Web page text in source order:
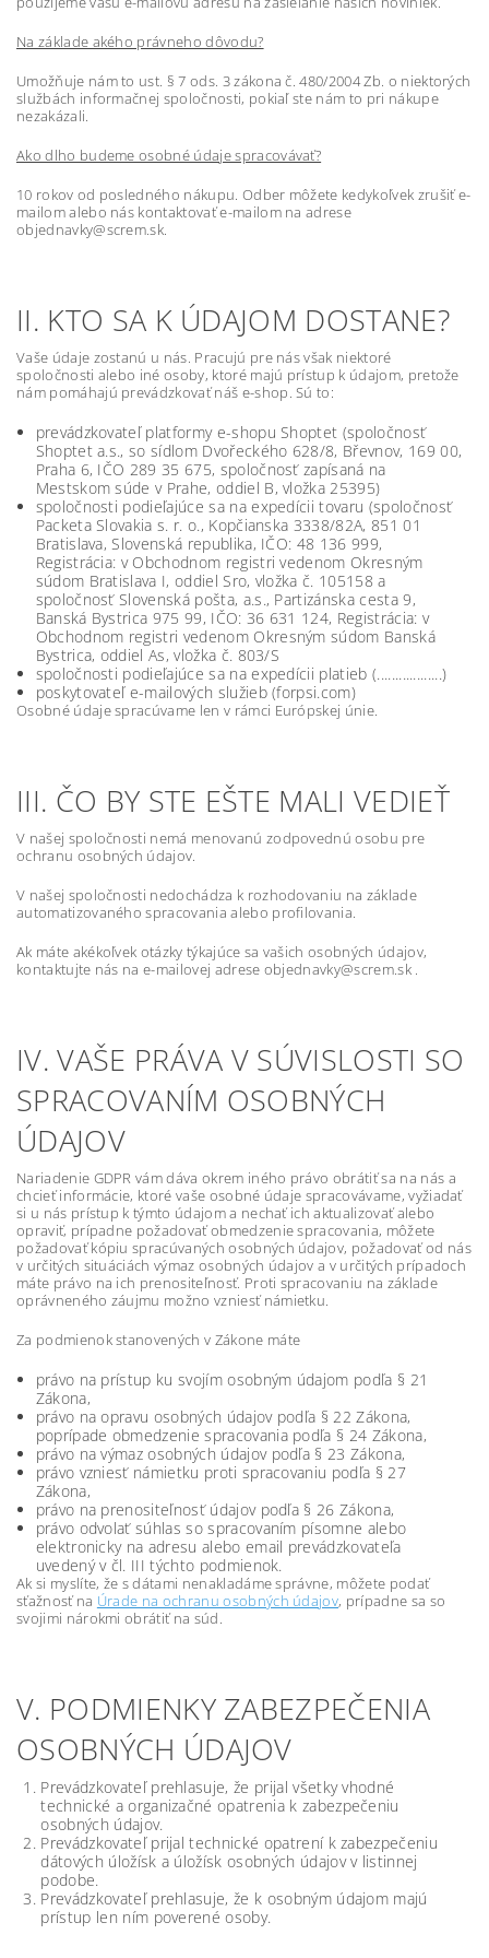
Na základe akého právneho dôvodu?
Umožňuje nám to ust. § 7 ods. 3 zákona č. 480/2004 Zb. o niektorých
službách informačnej spoločnosti, pokiaľ ste nám to pri nákupe
nezakázali.
Ako dlho budeme osobné údaje spracovávať?
10 rokov od posledného nákupu. Odber môžete kedykoľvek zrušiť e-
mailom alebo nás kontaktovať e-mailom na adrese
objednavky@screm.sk.
II. KTO SA K ÚDAJOM DOSTANE?
Vaše údaje zostanú u nás. Pracujú pre nás však niektoré
spoločnosti alebo iné osoby, ktoré majú prístup k údajom, pretože
nám pomáhajú prevádzkovať náš e-shop. Sú to:
prevádzkovateľ platformy e-shopu Shoptet (spoločnosť
Shoptet a.s., so sídlom Dvořeckého 628/8, Břevnov, 169 00,
Praha 6, IČO 289 35 675, spoločnosť zapísaná na
Mestskom súde v Prahe, oddiel B, vložka 25395)
spoločnosti podieľajúce sa na expedícii tovaru (spoločnosť
Packeta Slovakia s. r. o., Kopčianska 3338/82A, 851 01
Bratislava, Slovenská republika, IČO: 48 136 999,
Registrácia: v Obchodnom registri vedenom Okresným
súdom Bratislava I, oddiel Sro, vložka č. 105158 a
spoločnosť Slovenská pošta, a.s., Partizánska cesta 9,
Banská Bystrica 975 99, IČO: 36 631 124, Registrácia: v
Obchodnom registri vedenom Okresným súdom Banská
Bystrica, oddiel As, vložka č. 803/S
spoločnosti podieľajúce sa na expedícii platieb (..................)
poskytovateľ e-mailových služieb (forpsi.com)
Osobné údaje spracúvame len v rámci Európskej únie.
III. ČO BY STE EŠTE MALI VEDIEŤ
V našej spoločnosti nemá menovanú zodpovednú osobu pre
ochranu osobných údajov.
V našej spoločnosti nedochádza k rozhodovaniu na základe
automatizovaného spracovania alebo profilovania.
Ak máte akékoľvek otázky týkajúce sa vašich osobných údajov,
kontaktujte nás na e-mailovej adrese objednavky@screm.sk .
IV. VAŠE PRÁVA V SÚVISLOSTI SO
SPRACOVANÍM OSOBNÝCH
ÚDAJOV
Nariadenie GDPR vám dáva okrem iného právo obrátiť sa na nás a
chcieť informácie, ktoré vaše osobné údaje spracovávame, vyžiadať
si u nás prístup k týmto údajom a nechať ich aktualizovať alebo
opraviť, prípadne požadovať obmedzenie spracovania, môžete
požadovať kópiu spracúvaných osobných údajov, požadovať od nás
v určitých situáciách výmaz osobných údajov a v určitých prípadoch
máte právo na ich prenositeľnosť. Proti spracovaniu na základe
oprávneného záujmu možno vzniesť námietku.
Za podmienok stanovených v Zákone máte
právo na prístup ku svojím osobným údajom podľa § 21
Zákona,
právo na opravu osobných údajov podľa § 22 Zákona,
poprípade obmedzenie spracovania podľa § 24 Zákona,
právo na výmaz osobných údajov podľa § 23 Zákona,
právo vzniesť námietku proti spracovaniu podľa § 27
Zákona,
právo na prenositeľnosť údajov podľa § 26 Zákona,
právo odvolať súhlas so spracovaním písomne alebo
elektronicky na adresu alebo email prevádzkovateľa
uvedený v čl. III týchto podmienok.
Ak si myslíte, že s dátami nenakladáme správne, môžete podať
sťažnosť na Úrade na ochranu osobných údajov, prípadne sa so
svojimi nárokmi obrátiť na súd.
V. PODMIENKY ZABEZPEČENIA
OSOBNÝCH ÚDAJOV
Prevádzkovateľ prehlasuje, že prijal všetky vhodné
technické a organizačné opatrenia k zabezpečeniu
osobných údajov.
Prevádzkovateľ prijal technické opatrení k zabezpečeniu
dátových úložísk a úložísk osobných údajov v listinnej
podobe.
Prevádzkovateľ prehlasuje, že k osobným údajom majú
prístup len ním poverené osoby.